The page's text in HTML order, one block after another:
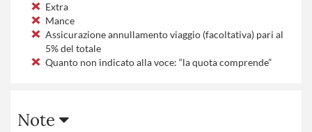
Extra
Mance
Assicurazione annullamento viaggio (facoltativa) pari al
5% del totale
Quanto non indicato alla voce: “la quota comprende”
Note